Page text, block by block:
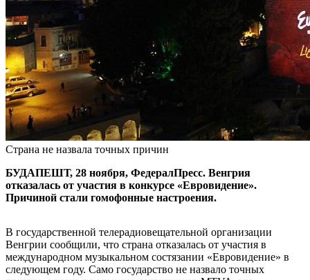
Страна не назвала точных причин
БУДАПЕШТ, 28 ноября, ФедералПресс. Венгрия
отказалась от участия в конкурсе «Евровидение».
Причиной стали гомофонные настроения.
В государственной телерадиовещательной организации
Венгрии сообщили, что страна отказалась от участия в
международном музыкальном состязании «Евровидение» в
следующем году. Само государство не назвало точных